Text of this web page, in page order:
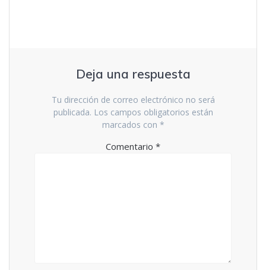
Deja una respuesta
Tu dirección de correo electrónico no será
publicada. Los campos obligatorios están
marcados con *
Comentario *